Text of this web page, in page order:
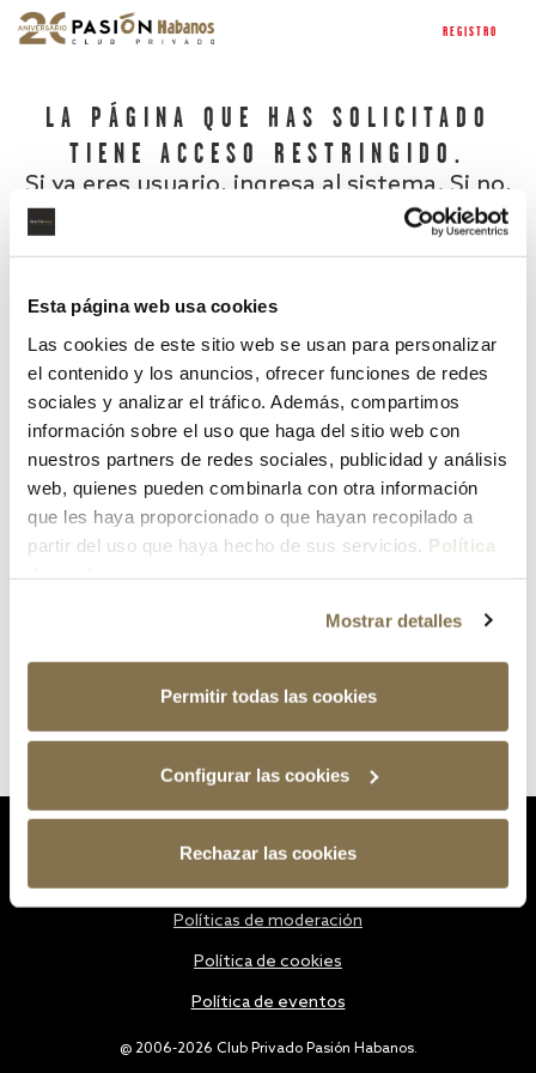
Esta página web usa cookies
Las cookies de este sitio web se usan para personalizar
el contenido y los anuncios, ofrecer funciones de redes
sociales y analizar el tráfico. Además, compartimos
información sobre el uso que haga del sitio web con
nuestros partners de redes sociales, publicidad y análisis
web, quienes pueden combinarla con otra información
que les haya proporcionado o que hayan recopilado a
partir del uso que haya hecho de sus servicios. Política
Mostrar detalles
Permitir todas las cookies
Configurar las cookies
Rechazar las cookies
REGISTRO
LA PÁGINA QUE HAS SOLICITADO
TIENE ACCESO RESTRINGIDO.
Si ya eres usuario, ingresa al sistema. Si no,
¿Has olvidado tu contraseña?
@ 2006-2026 Club Privado Pasión Habanos.
Políticas de moderación
Política de cookies
Política de eventos